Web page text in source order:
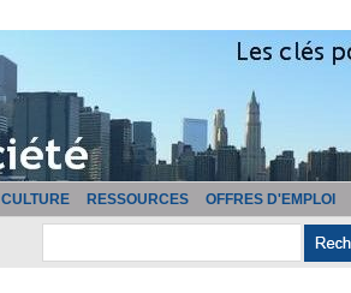
CULTURE RESSOURCES OFFRES D'EMPLOI